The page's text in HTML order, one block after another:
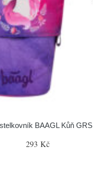
BAAGL Kůň GRS
293 Kč